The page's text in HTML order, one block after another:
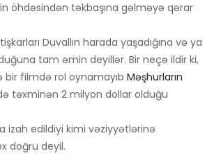
öhdəsindən təkbaşına gəlməyə qərar
Duvallın harada yaşadığına və ya
tam əmin deyillər. Bir neçə ildir ki,
bir filmdə rol oynamayıb Məşhurların
təxminən 2 milyon dollar olduğu
​​izah edildiyi kimi vəziyyətlərinə
doğru deyil.